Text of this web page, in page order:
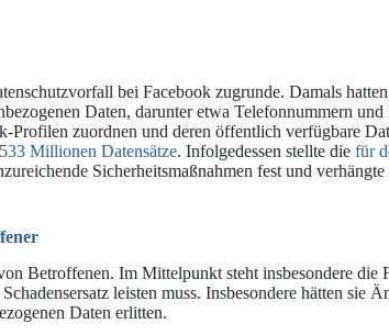
bei Facebook zugrunde. Damals
Daten, darunter etwa Telefonnummern
Profilen zuordnen und deren öffentlich verfügbare
Millionen Datensätze. Infolgedessen stellte die für
Sicherheitsmaßnahmen fest und verhängte
Betroffenen. Im Mittelpunkt steht insbesondere die
leisten muss. Insbesondere hätten sie
Daten erlitten.